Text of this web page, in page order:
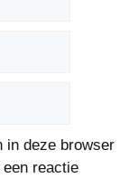
in deze browser
reactie